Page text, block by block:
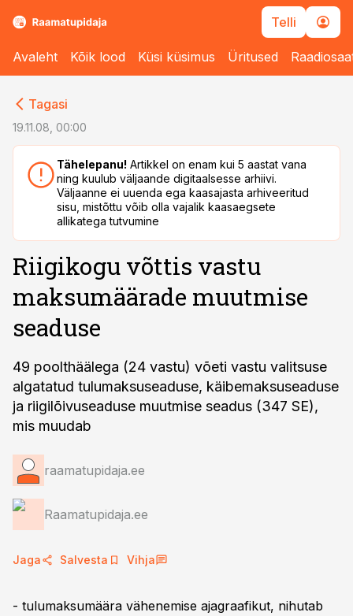
Telli
Avaleht Kõik lood Küsi küsimus Üritused
Tagasi
19.11.08, 00:00
Tähelepanu! Artikkel on enam kui 5 aastat vana
ning kuulub väljaande digitaalsesse arhiivi.
Väljaanne ei uuenda ega kaasajasta arhiveeritud
sisu, mistõttu võib olla vajalik kaasaegsete
allikatega tutvumine
Riigikogu võttis vastu
maksumäärade muutmise
seaduse
49 poolthäälega (24 vastu) võeti vastu valitsuse
algatatud tulumaksuseaduse, käibemaksuseaduse
ja riigilõivuseaduse muutmise seadus (347 SE),
mis muudab
raamatupidaja.ee
Raamatupidaja.ee
Jaga Salvesta Vihja
- tulumaksumäära vähenemise ajagraafikut, nihutab